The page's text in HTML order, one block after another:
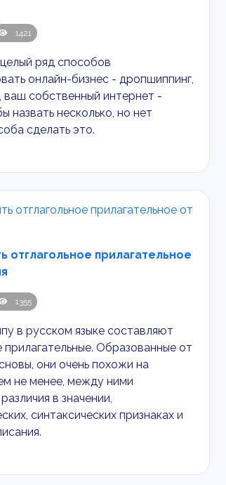
1421
ряд способов
онлайн-бизнес - дропшиппинг,
, ваш собственный интернет -
назвать несколько, но нет
сделать это.
отглагольное прилагательное
1355
в русском языке составляют
прилагательные. Образованные от
они очень похожи на
не менее, между ними
в значении,
синтаксических признаках и